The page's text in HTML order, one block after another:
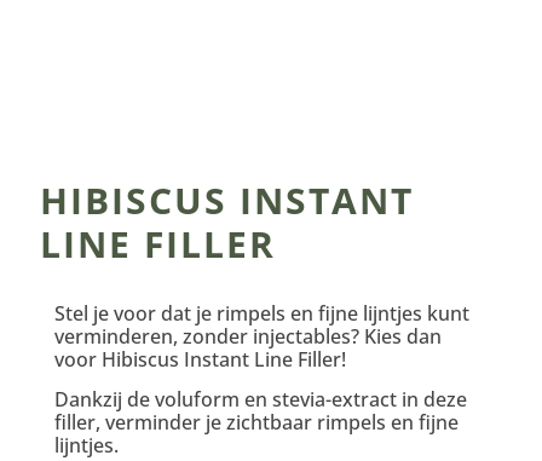
HIBISCUS INSTANT
LINE FILLER
Stel je voor dat je rimpels en fijne lijntjes kunt
verminderen, zonder injectables? Kies dan
voor Hibiscus Instant Line Filler!
Dankzij de voluform en stevia-extract in deze
filler, verminder je zichtbaar rimpels en fijne
lijntjes.